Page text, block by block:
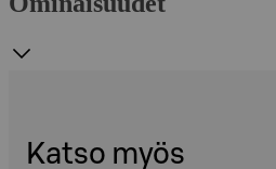
Katso myös